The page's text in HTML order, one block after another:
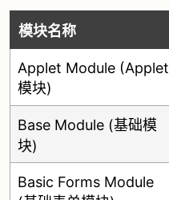
模块名称
Applet Module (Applet
模块)
Base Module (基础模
块)
Basic Forms Module